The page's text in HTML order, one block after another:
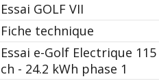
Essai GOLF VII
Fiche technique
Essai e-Golf Electrique 115
ch - 24.2 kWh phase 1